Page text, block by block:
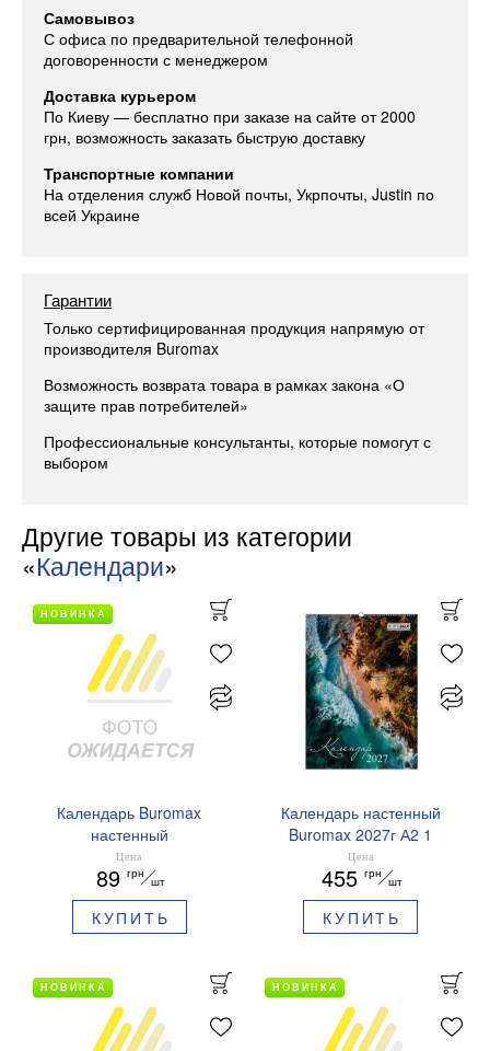
Самовывоз
С офиса по предварительной телефонной
договоренности с менеджером
Доставка курьером
По Киеву — бесплатно при заказе на сайте от 2000
грн, возможность заказать быструю доставку
Транспортные компании
На отделения служб Новой почты, Укрпочты, Justin по
всей Украине
Гарантии
Только сертифицированная продукция напрямую от
производителя Buromax
Возможность возврата товара в рамках закона «О
защите прав потребителей»
Профессиональные консультанты, которые помогут с
выбором
Другие товары из категории
«Календари»
Календарь Buromax
настенный
опрокидывающийся на
2027 г Год козы 33х48 см
BM.210300
Цена
89 грн
шт
КУПИТЬ
НОВИНКА
Календарь настенный
Buromax 2027г А2 1
пружина Tropic BM.210655
Цена
455 грн
шт
КУПИТЬ
НОВИНКА НОВИНКА